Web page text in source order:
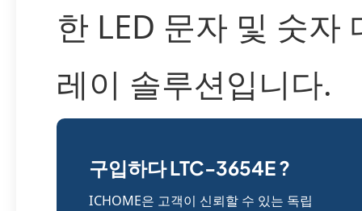
한 LED 문자 및 숫자
레이 솔루션입니다.
구입하다 LTC-3654E ?
ICHOME은 고객이 신뢰할 수 있는 독립